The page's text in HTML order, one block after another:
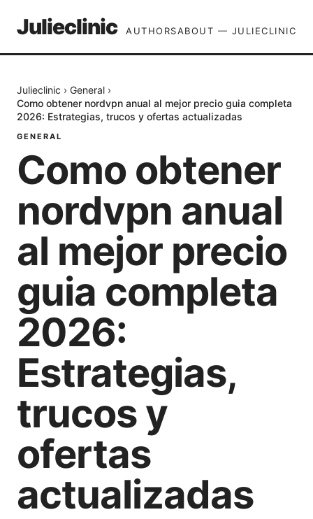
Julieclinic AUTHORSABOUT — JULIECLINIC
Julieclinic › General ›
Como obtener nordvpn anual al mejor precio guia completa
2026: Estrategias, trucos y ofertas actualizadas
GENERAL
Como obtener
nordvpn anual
al mejor precio
guia completa
2026:
Estrategias,
trucos y
ofertas
actualizadas